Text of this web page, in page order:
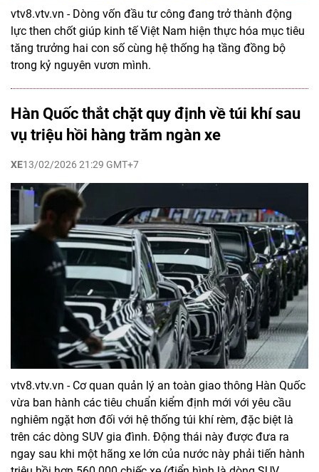
vtv8.vtv.vn - Dòng vốn đầu tư công đang trở thành động
lực then chốt giúp kinh tế Việt Nam hiện thực hóa mục tiêu
tăng trưởng hai con số cùng hệ thống hạ tầng đồng bộ
trong kỷ nguyên vươn mình.
Hàn Quốc thắt chặt quy định về túi khí sau
vụ triệu hồi hàng trăm ngàn xe
XE13/02/2026 21:29 GMT+7
vtv8.vtv.vn - Cơ quan quản lý an toàn giao thông Hàn Quốc
vừa ban hành các tiêu chuẩn kiểm định mới với yêu cầu
nghiêm ngặt hơn đối với hệ thống túi khí rèm, đặc biệt là
trên các dòng SUV gia đình. Động thái này được đưa ra
ngay sau khi một hãng xe lớn của nước này phải tiến hành